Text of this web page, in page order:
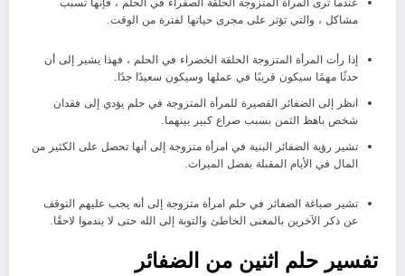
مشاكل ، والتي تؤثر على مجرى حياتها لفترة من الوقت.
إذا رأت المرأة المتزوجة الحلقة الخضراء في الحلم ، فهذا يشير إلى أن
حدثًا مهمًا سيكون قريبًا في عملها وسيكون سعيدًا جدًا.
انظر إلى الضفائر القصيرة للمرأة المتزوجة في حلم يؤدي إلى فقدان
شخص باهظ الثمن بسبب صراع كبير بينهما.
تشير رؤية الضفائر البنية في امرأة متزوجة إلى أنها تحصل على الكثير من
المال في الأيام المقبلة بفضل الميراث.
تشير صباغة الضفائر في حلم امرأة متزوجة إلى أنه يجب عليهم التوقف
عن ذكر الآخرين بالمعنى الخاطئ والتوبة إلى الله حتى لا يندموا لاحقًا.
تفسير حلم اثنين من الضفائر